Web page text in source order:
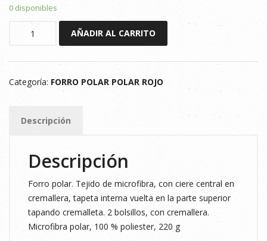
0 disponibles
RRR
2XL
cantidad
AÑADIR AL CARRITO
Categoría: FORRO POLAR POLAR ROJO
Descripción
Descripción
Forro polar. Tejido de microfibra, con ciere central en
cremallera, tapeta interna vuelta en la parte superior
tapando cremalleta. 2 bolsillos, con cremallera.
Microfibra polar, 100 % poliester, 220 g